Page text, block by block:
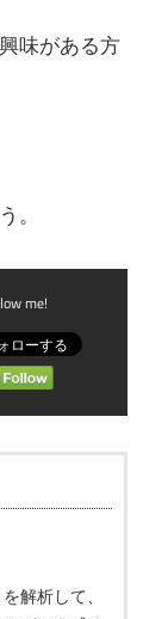
味がある方
。
me!
解析して、